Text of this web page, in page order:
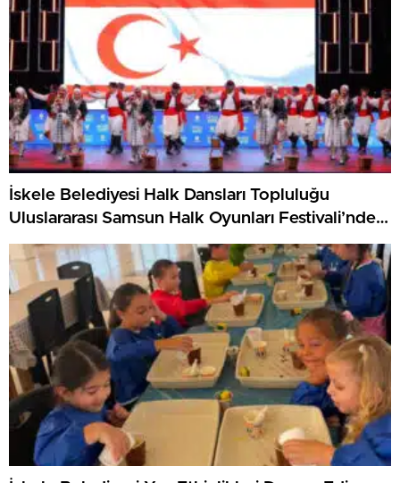
İskele Belediyesi Halk Dansları Topluluğu
Uluslararası Samsun Halk Oyunları Festivali’nde
KKTC’yi Gururla Temsil Ediyor